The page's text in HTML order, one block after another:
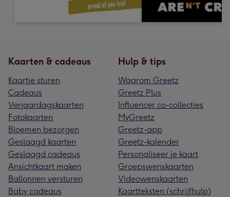
Kaarten & cadeaus
Kaartje sturen
Cadeaus
Verjaardagskaarten
Fotokaarten
Bloemen bezorgen
Geslaagd kaarten
Geslaagd cadeaus
Ansichtkaart maken
Ballonnen versturen
Baby cadeaus
Hulp & tips
Waarom Greetz
Greetz Plus
Influencer co-collecties
MyGreetz
Greetz-app
Greetz-kalender
Personaliseer je kaart
Groepswenskaarten
Videowenskaarten
Kaartteksten (schrijfhulp)